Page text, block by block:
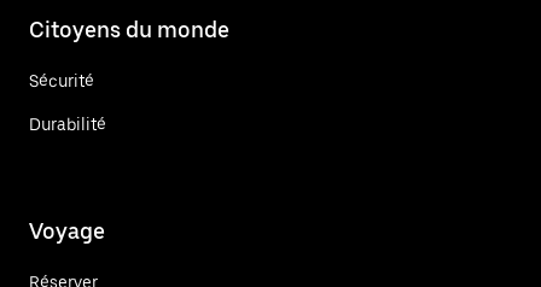
Citoyens du monde
Sécurité
Durabilité
Voyage
Réserver